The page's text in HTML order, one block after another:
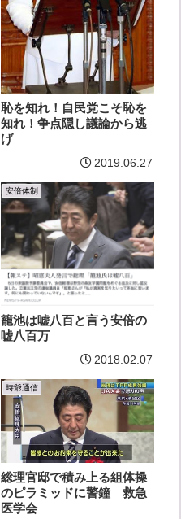
恥を知れ！自民党こそ恥を
知れ！争点隠し議論から逃
げ
2019.06.27
安倍体制
籠池は嘘八百と言う安倍の
嘘八百万
2018.02.07
時爺通信
総理官邸で積み上る組体操
のピラミッドに警鐘 救急
医学会